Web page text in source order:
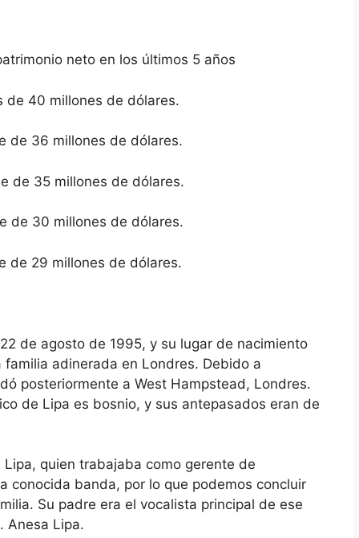
neto en los últimos 5 años
de 40 millones de dólares.
de 36 millones de dólares.
de 35 millones de dólares.
de 30 millones de dólares.
de 29 millones de dólares.
de agosto de 1995, y su lugar de nacimiento
adinerada en Londres. Debido a
posteriormente a West Hampstead, Londres.
de Lipa es bosnio, y sus antepasados ​​eran de
quien trabajaba como gerente de
conocida banda, por lo que podemos concluir
Su padre era el vocalista principal de ese
Anesa Lipa.